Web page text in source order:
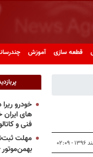
قطعه سازی آموزش
خودرو
های
فنی و
مهلت
بهمن‌موتور —